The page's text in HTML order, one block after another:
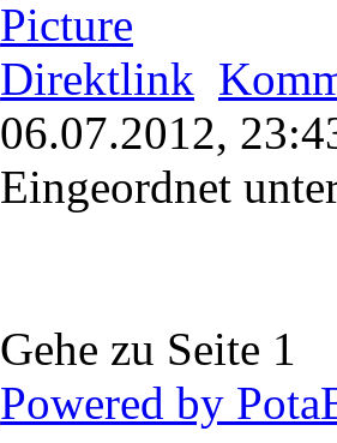
Direktlink
06.07.2012,
Eingeordnet
Gehe zu Seite 1
Powered by